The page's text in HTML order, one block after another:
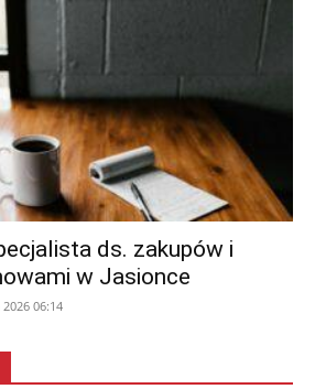
ds. zakupów i
w Jasionce
06:14